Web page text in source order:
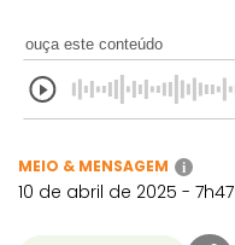
ouça este conteúdo
MEIO & MENSAGEM i
10 de abril de 2025 - 7h47